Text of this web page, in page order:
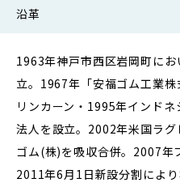
沿革
1963年神戸市西区岩岡町に
立。1967年「安福ゴム工業
リンカーン・1995年インド
法人を設立。2002年米国ラ
ゴム(株)を吸収合併。2007年
2011年6月1日新設分割によ